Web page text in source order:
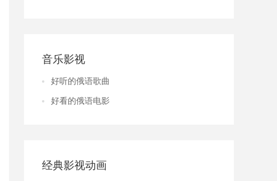
音乐影视
好听的俄语歌曲
好看的俄语电影
经典影视动画